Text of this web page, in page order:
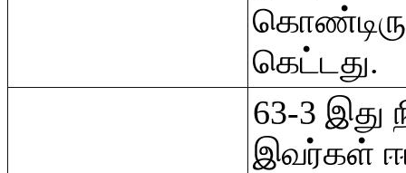
கெட்டது.
63-3 இது
இவர்கள்